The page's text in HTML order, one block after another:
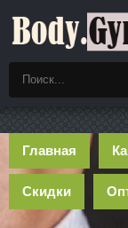
Главная
Скидки